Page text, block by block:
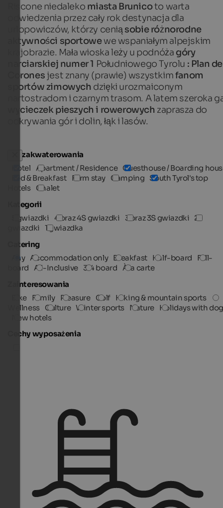
Riscone niedaleko miasta Brunicoto warta
odwiedzenia przez cały rok destynacja dla
urlopowiczów, którzy ceniąsobie różnorodne
aktywności sportowewe wspaniałym alpejskim
krajobrazie. Mała wioska leży u podnóża góry
narciarskiej numer 1 Południowego Tyrolu : Plan de
Corones jest znany (prawie) wszystkimfanom
sportów zimowych dzięki urozmaiconym
nartostradom i czarnym trasom. A latem szeroka
wycieczek pieszych i rowerowych zaprasza do
odkrywania gór i dolin, łąk i lasów.
Typ zakwaterowania
Hotel Apartment / Residence Guesthouse / Boarding
Bed & Breakfast Farm stay Camping South Tyrol's top
Hotels Chalet
Kategorii
5 gwiazdki 4 oraz 4S gwiazdki 3 oraz 3S gwiazdki 2
gwiazdki 1 gwiazdka
Catering
Any Accommodation only Breakfast Half-board
Full-
board All-Inclusive 3/4 board À la carte
Zainteresowania
Bike Family Pleasure Golf Hiking & mountain sports
Wellness Culture Winter sports Nature Holidays with
New hotels
Cechy wyposażenia